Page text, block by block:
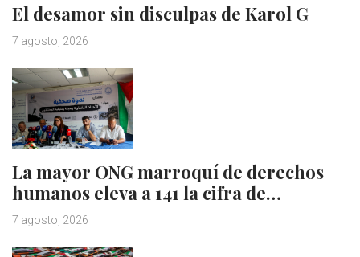
El desamor sin disculpas de Karol G
7 agosto, 2026
La mayor ONG marroquí de derechos
humanos eleva a 141 la cifra de…
7 agosto, 2026